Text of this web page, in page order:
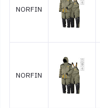
NORFIN
NORFIN